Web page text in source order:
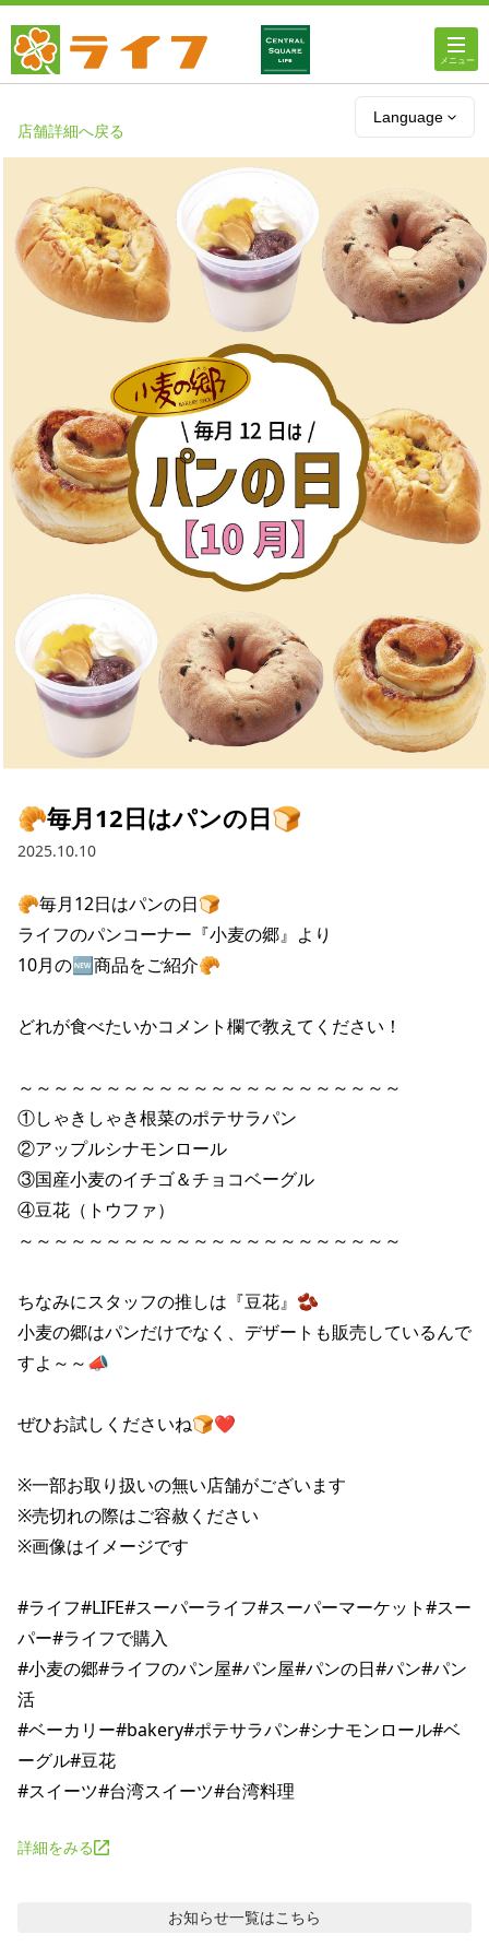
Language
店舗・チラシ情報
ライフのオンラインストア
ライフ ネットスーパー
企業情報
IR情報
採用情報
お問い合わせ
Contact us in English
店舗詳細へ戻る
🥐毎月12日はパンの日🍞
2025.10.10
🥐毎月12日はパンの日🍞
ライフのパンコーナー『小麦の郷』より
10月の🆕商品をご紹介🥐
どれが食べたいかコメント欄で教えてください！
～～～～～～～～～～～～～～～～～～～～～～
①しゃきしゃき根菜のポテサラパン
②アップルシナモンロール
③国産小麦のイチゴ＆チョコベーグル
④豆花（トウファ）
～～～～～～～～～～～～～～～～～～～～～～
ちなみにスタッフの推しは『豆花』🫘
小麦の郷はパンだけでなく、デザートも販売しているんで
すよ～～📣
ぜひお試しくださいね🍞❤
※一部お取り扱いの無い店舗がございます
※売切れの際はご容赦ください
※画像はイメージです
#ライフ#LIFE#スーパーライフ#スーパーマーケット#スー
パー#ライフで購入
#小麦の郷#ライフのパン屋#パン屋#パンの日#パン#パン
活
#ベーカリー#bakery#ポテサラパン#シナモンロール#ベ
ーグル#豆花
詳細をみる
お知らせ一覧はこちら